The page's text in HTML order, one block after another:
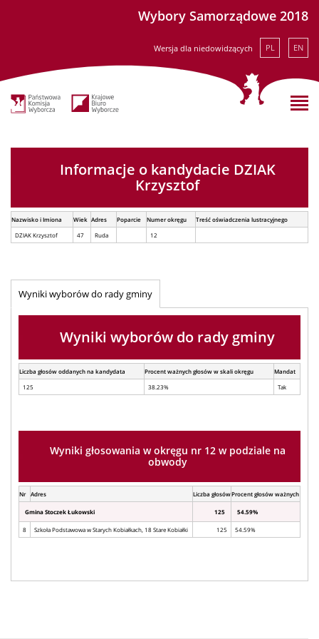
Wybory Samorządowe 2018
Wersja dla niedowidzących PL EN
Informacje o kandydacie DZIAK
Krzysztof
Nazwisko i Imiona Wiek Adres Poparcie Numer okręgu
Treść oświadczenia lustracyjnego
DZIAK Krzysztof
47 Ruda 12
Wyniki wyborów do rady gminy
Wyniki wyborów do rady gminy
Liczba głosów oddanych na kandydata Procent ważnych głosów w skali okręgu
Mandat
125
38.23% Tak
Wyniki głosowania w okręgu nr 12 w podziale na
obwody
Nr Adres Liczba głosówProcent głosów ważnych
Gmina Stoczek Łukowski 125 54.59%
8 Szkoła Podstawowa w Starych Kobiałkach, 18 Stare Kobiałki 125 54.59%